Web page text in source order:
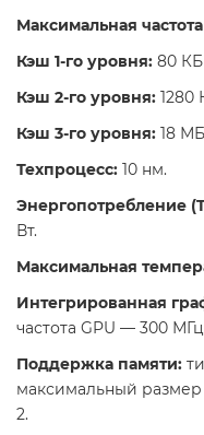
Максимальная
Кэш 1-го уровня: 80 КБ
Кэш 2-го уровня: 1280
Кэш 3-го уровня: 18
Техпроцесс: 10 нм.
Энергопотребление
Вт.
Максимальная
Интегрированная
частота GPU — 300
Поддержка памяти:
максимальный
2.